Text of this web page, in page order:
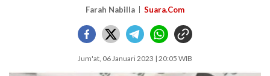
Farah Nabilla Suara.Com
Jum'at, 06 Januari 2023 | 20:05 WIB